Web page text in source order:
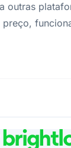
outras